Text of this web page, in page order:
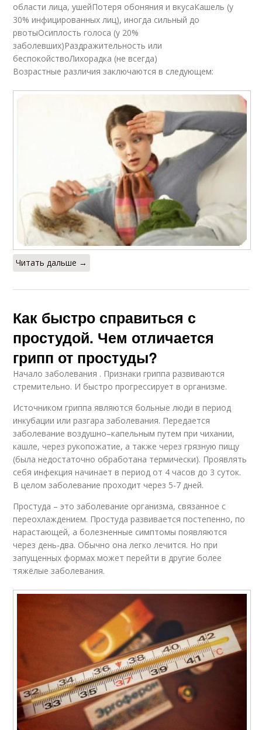
области лица, ушейПотеря обоняния и вкусаКашель (у
30% инфицированных лиц), иногда сильный до
рвотыОсиплость голоса (у 20%
заболевших)Раздражительность или
беспокойствоЛихорадка (не всегда)
Возрастные различия заключаются в следующем:
Читать дальше →
Как быстро справиться с
простудой. Чем отличается
грипп от простуды?
Начало заболевания . Признаки гриппа развиваются
стремительно. И быстро прогрессирует в организме.
Источником гриппа являются больные люди в период
инкубации или разгара заболевания. Передается
заболевание воздушно–капельным путем при чихании,
кашле, через рукопожатие, а также через грязную пищу
(была недостаточно обработана термически). Проявлять
себя инфекция начинает в период от 4 часов до 3 суток.
В целом заболевание проходит через 5-7 дней.
Простуда – это заболевание организма, связанное с
переохлаждением. Простуда развивается постепенно, по
нарастающей, а болезненные симптомы появляются
через день-два. Обычно она легко лечится. Но при
запущенных формах может перейти в другие более
тяжёлые заболевания.